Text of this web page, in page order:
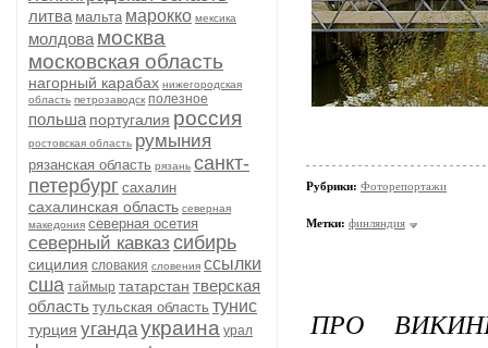
литва мальта марокко мексика
молдова москва
московская область
нагорный карабах нижегородская
область петрозаводск полезное
польша португалия россия
ростовская область румыния
рязанская область рязань санкт-
петербург сахалин
сахалинская область северная
македония северная осетия
северный кавказ сибирь
сицилия словакия словения ссылки
сша таймыр татарстан тверская
область тульская область тунис
турция угандаукраина урал
Рубрики: Фоторепортажи
Метки: финляндия
ПРО